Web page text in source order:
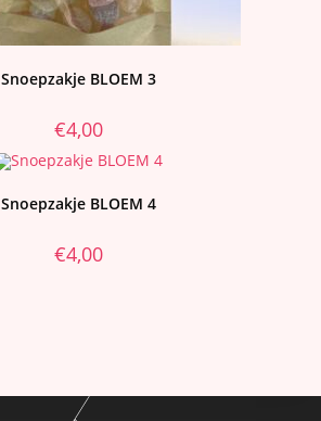
Snoepzakje BLOEM 3
€4,00
Snoepzakje BLOEM 4
€4,00